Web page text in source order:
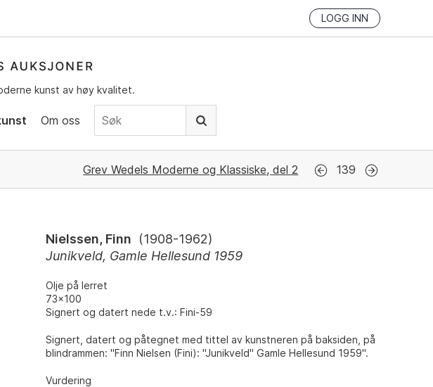
LOGG INN
kunst av høy kvalitet.
Om oss
Grev Wedels Moderne og Klassiske, del 2 139
Nielssen, Finn (1908-1962)
Junikveld, Gamle Hellesund 1959
Olje på lerret
73x100
Signert og datert nede t.v.: Fini-59
Signert, datert og påtegnet med tittel av kunstneren på baksiden, på
blindrammen: "Finn Nielsen (Fini): "Junikveld" Gamle Hellesund 1959".
Vurdering